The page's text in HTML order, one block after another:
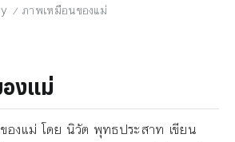
/ ภาพเหมือนของแม่
งแม่
องแม่ โดย นิวัต พุทธประสาท เขียน